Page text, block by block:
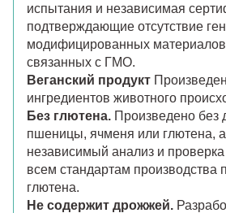
испытания и независимая
подтверждающие отсутствие
модифицированных
связанных с ГМО.
Веганский продукт
ингредиентов животного
Без глютена. Произведено без
пшеницы, ячменя или глютена,
независимый анализ и проверка
всем стандартам производства
глютена.
Не содержит дрожжей.